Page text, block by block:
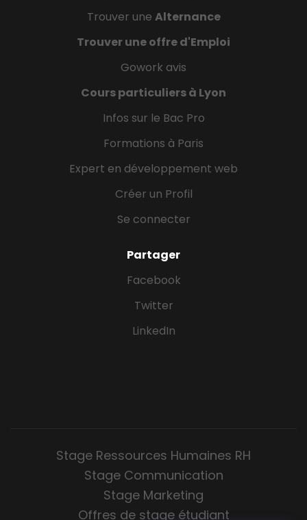
Trouver une Alternance
Trouver une offre d'Emploi
Gowork avis
Cours particuliers à Lyon
Infos sur le Bac Pro
Formations à Paris
Expert en développement web
Créer un Profil
Se connecter
Partager
Facebook
Twitter
LinkedIn
Stage Ressources Humaines RH
Stage Communication
Stage Marketing
Offres de stage étudiant